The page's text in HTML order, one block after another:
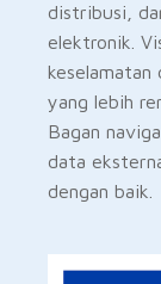
distribusi,
elektronik.
keselamatan
yang lebih
Bagan
data
dengan baik.